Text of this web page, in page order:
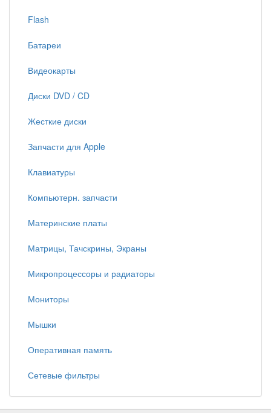
Flash
Батареи
Видеокарты
Диски DVD / CD
Жесткие диски
Запчасти для Apple
Клавиатуры
Компьютерн. запчасти
Материнские платы
Матрицы, Тачскрины, Экраны
Микропроцессоры и радиаторы
Мониторы
Мышки
Оперативная память
Сетевые фильтры